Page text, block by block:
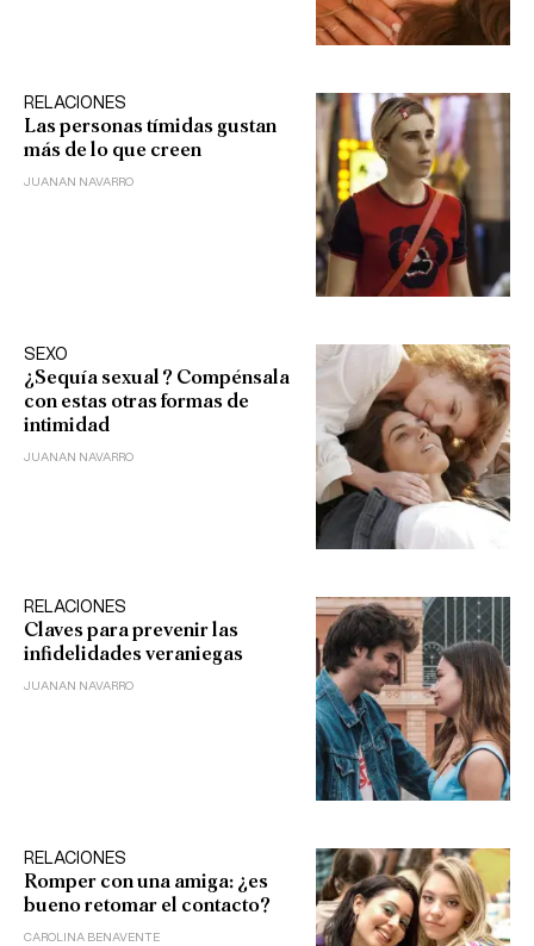
RELACIONES
Las personas tímidas gustan
más de lo que creen
JUANAN NAVARRO
SEXO
¿Sequía sexual? Compénsala
con estas otras formas de
intimidad
JUANAN NAVARRO
RELACIONES
Claves para prevenir las
infidelidades veraniegas
JUANAN NAVARRO
RELACIONES
Romper con una amiga: ¿es
bueno retomar el contacto?
CAROLINA BENAVENTE